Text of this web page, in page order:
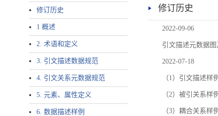
修订历史
1 概述
2. 术语和定义
3. 引文描述数据规范
4. 引文关系元数据规范
5. 元素、属性定义
6. 数据描述样例
修订历史
2022-09-06
引文描述元数据
2022-07-18
（1）引文描述样
（2）被引关系
（3）耦合关系